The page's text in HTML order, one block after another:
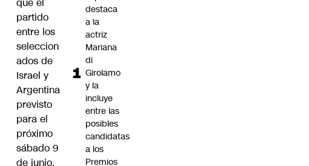
partido
entre los
seleccion
ados de
Israel y
Argentina
previsto
para el
próximo
sábado 9
de junio,
destaca
a la
actriz
Mariana
di
Girolamo
y la
incluye
entre las
posibles
candidatas
a los
Premios